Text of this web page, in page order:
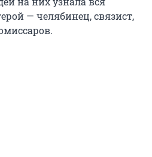
— челябинец, связист,